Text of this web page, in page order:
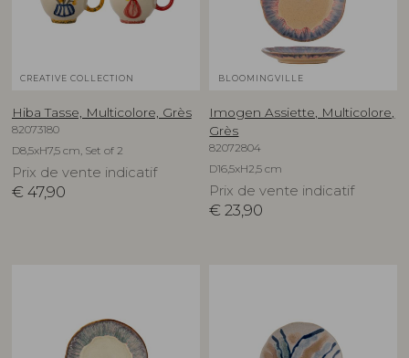
CREATIVE COLLECTION
Hiba Tasse, Multicolore, Grès
82073180
D8,5xH7,5 cm, Set of 2
Prix de vente indicatif
€ 47,90
BLOOMINGVILLE
Imogen Assiette, Multicolore,
Grès
82072804
D16,5xH2,5 cm
Prix de vente indicatif
€ 23,90